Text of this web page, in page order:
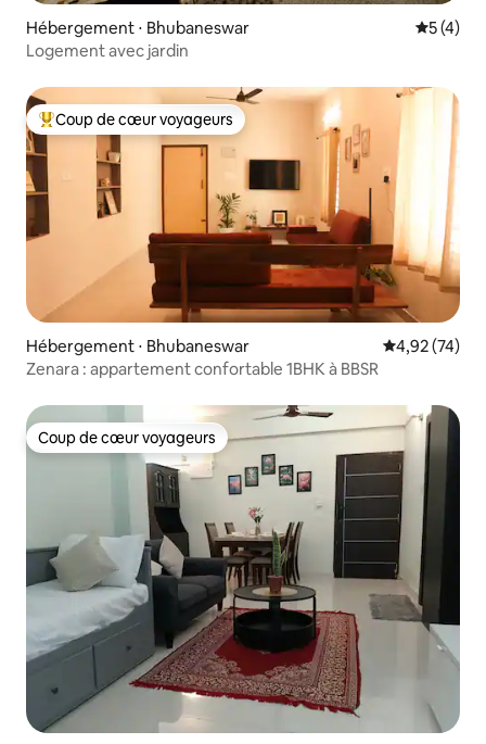
Hébergement ⋅ Bhubaneswar
5 (4)
Logement avec jardin
Coups de cœur voyageurs les plus appréciés
Coup de cœur voyageurs
Hébergement ⋅ Bhubaneswar Évaluation
4,92 (74)
Zenara : appartement confortable 1BHK à BBSR
Coup de cœur voyageurs
Coup de cœur voyageurs